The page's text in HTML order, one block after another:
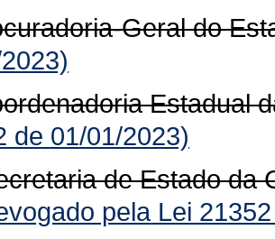
Geral do
Estadual
de 01/01/2023)
de Estado da
pela Lei